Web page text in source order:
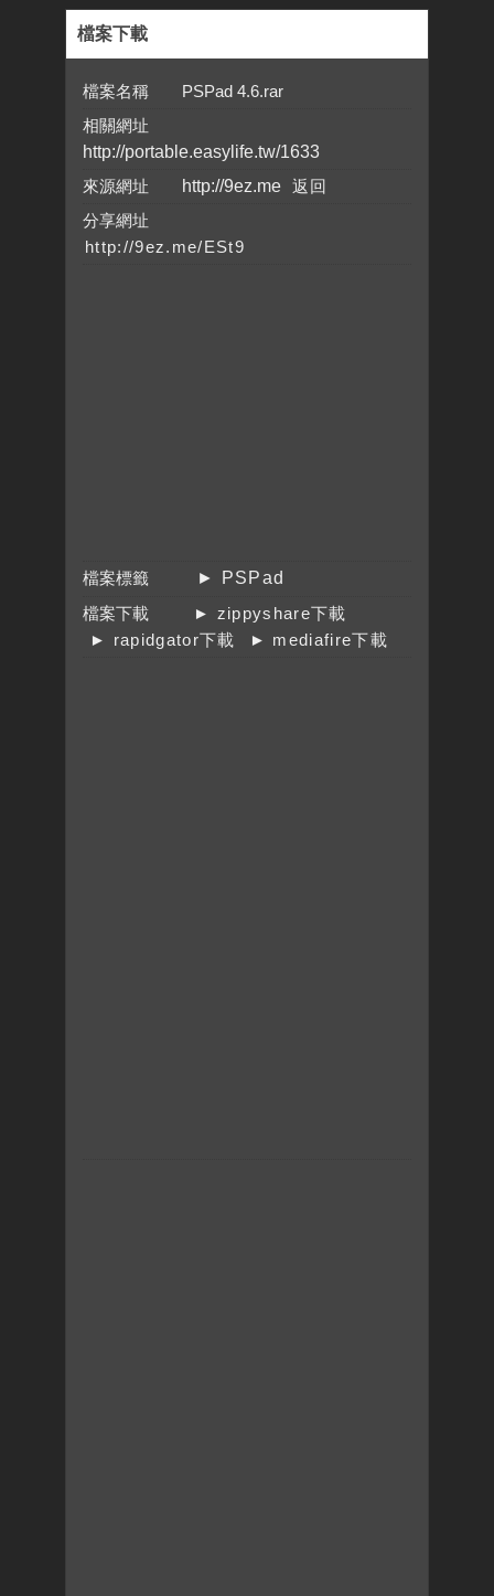
檔案下載
檔案名稱 PSPad 4.6.rar
相關網址
http://portable.easylife.tw/1633
來源網址
http://9ez.me
分享網址
檔案標籤
► PSPad
檔案下載